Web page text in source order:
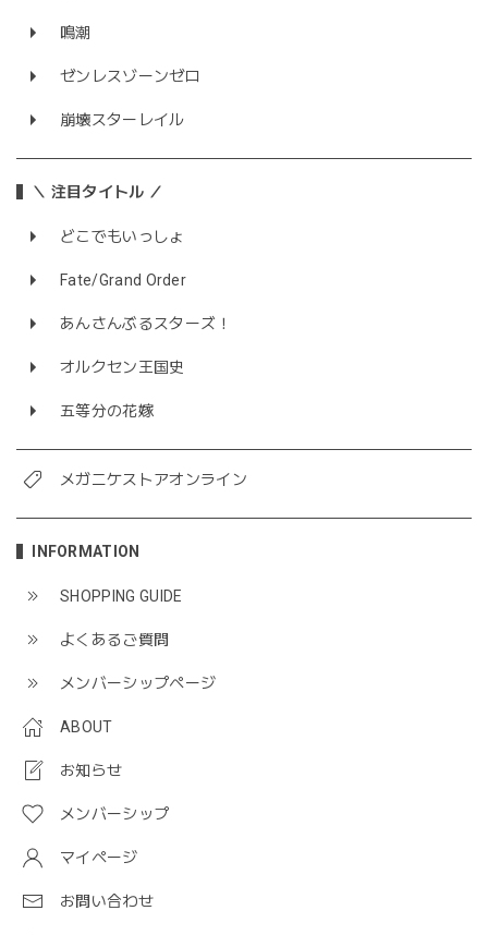
鳴潮
ゼンレスゾーンゼロ
崩壊スターレイル
＼ 注目タイトル ／
どこでもいっしょ
Fate/Grand Order
あんさんぶるスターズ！
オルクセン王国史
五等分の花嫁
メガニケストアオンライン
INFORMATION
SHOPPING GUIDE
よくあるご質問
メンバーシップページ
ABOUT
お知らせ
メンバーシップ
マイページ
お問い合わせ